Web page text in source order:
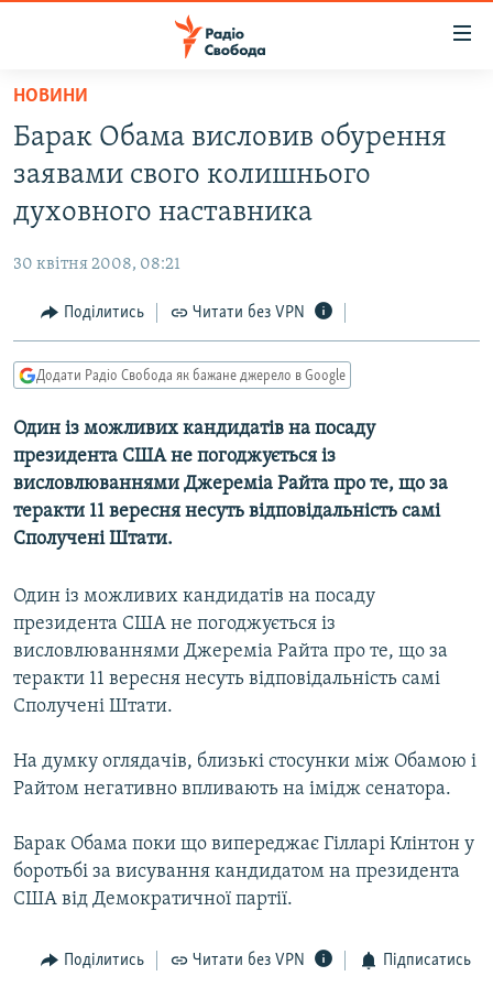
Перейти
основного
матеріалу
до
основної
Перейти
до
пошуку
РАДІО СВОБОДА – 70 РОКІВ
ВСЕ ЗА ДОБУ
СУСПІЛЬСТВО
УКРАЇНА
СВІТ
РОСІЙСЬКА «ФІЛЬТРАЦІЯ»
ДОНБАС.РЕАЛІЇ
ТИ ЯК?
СХЕМИ
КИТАЙ.ВИКЛИКИ
МУЛЬТИМЕДІА
ФОТО
СПЕЦПРОЄКТИ
ПОДКАСТИ
КРИМ РЕАЛІЇ
УКР
КТАТ
ДОЛУЧАЙСЯ!
НОВИНИ
Барак Обама висловив обурення
заявами свого колишнього
духовного наставника
30 квітня 2008, 08:21
Поділитись Читати без VPN
Додати Радіо Свобода як бажане джерело в Google
Один із можливих кандидатів на посаду
президента США не погоджується із
висловлюваннями Джереміа Райта про те, що за
теракти 11 вересня несуть відповідальність самі
Сполучені Штати.
Один із можливих кандидатів на посаду
президента США не погоджується із
висловлюваннями Джереміа Райта про те, що за
теракти 11 вересня несуть відповідальність самі
Сполучені Штати.
На думку оглядачів, близькі стосунки між Обамою і
Райтом негативно впливають на імідж сенатора.
Барак Обама поки що випереджає Гілларі Клінтон у
боротьбі за висування кандидатом на президента
США від Демократичної партії.
Поділитись Читати без VPN Підписатись